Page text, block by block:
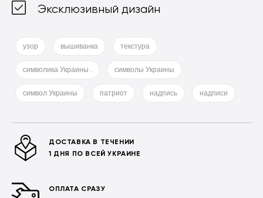
Эксклюзивный дизайн
узор вышиванка текстура
символика Украины . символы Украины
символ Украины патриот надпись надписи
ДОСТАВКА В ТЕЧЕНИИ
1 ДНЯ ПО ВСЕЙ УКРАИНЕ
ОПЛАТА СРАЗУ